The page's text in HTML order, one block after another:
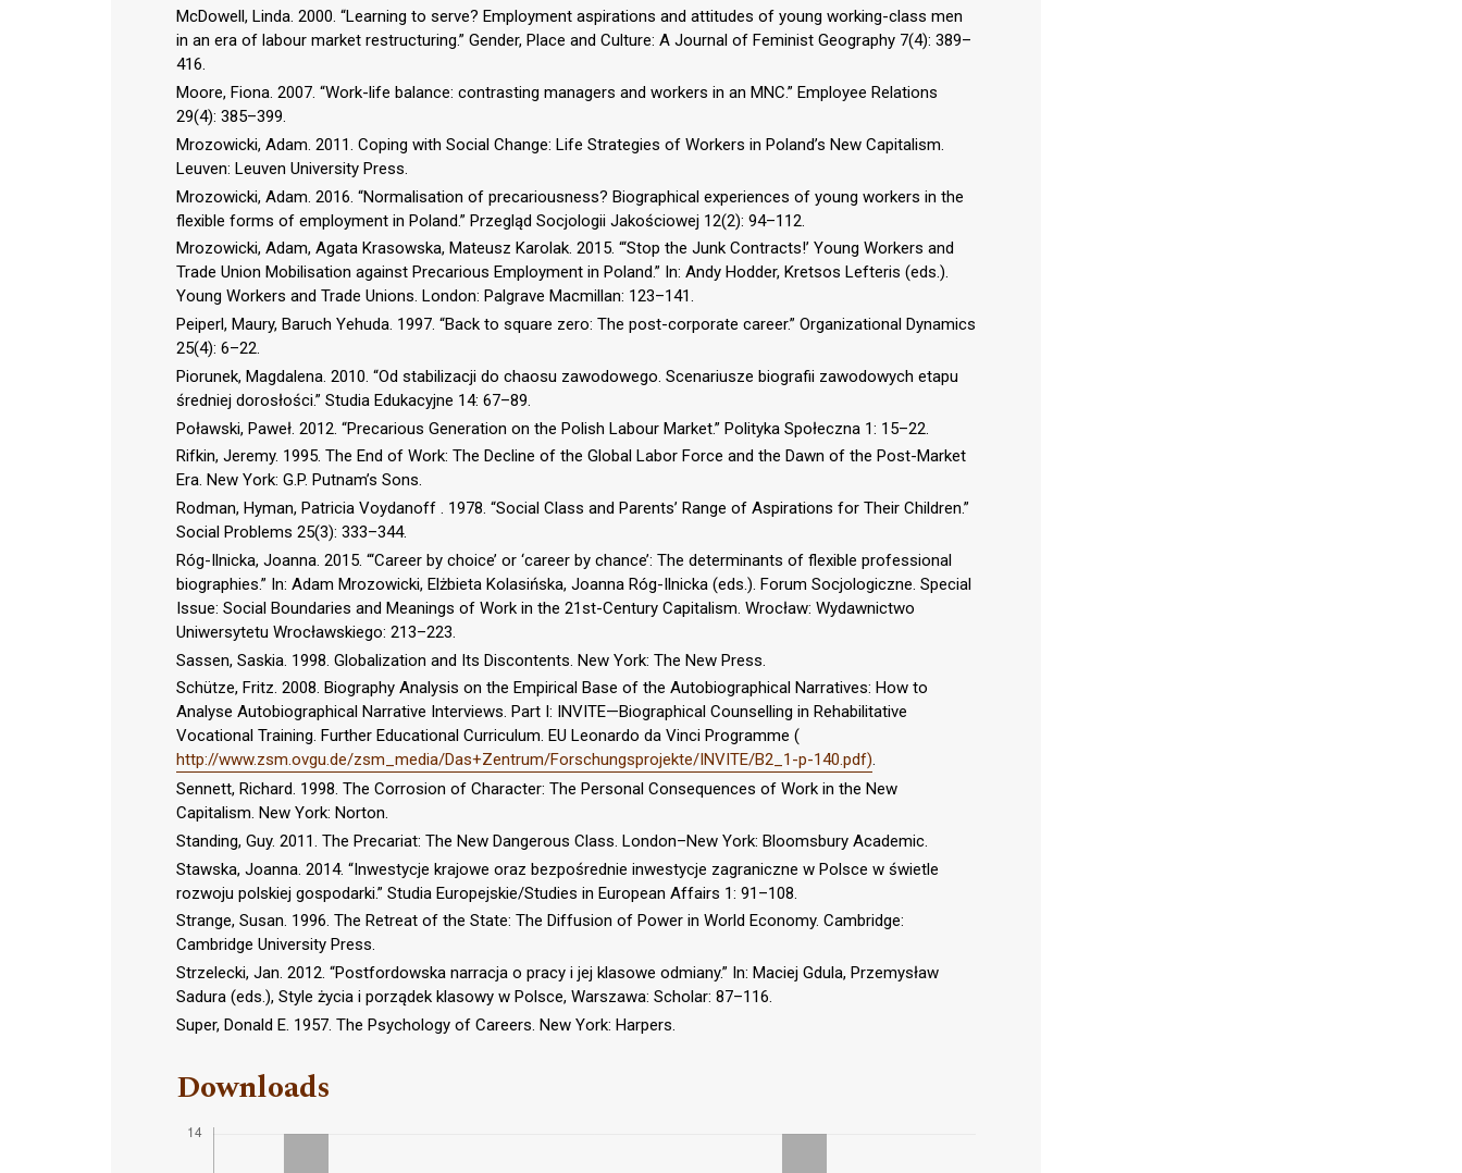
McDowell, Linda. 2000. “Learning to serve? Employment aspirations and attitudes of young working-class men
in an era of labour market restructuring.” Gender, Place and Culture: A Journal of Feminist Geography 7(4): 389–
416.
Moore, Fiona. 2007. “Work-life balance: contrasting managers and workers in an MNC.” Employee Relations
29(4): 385–399.
Mrozowicki, Adam. 2011. Coping with Social Change: Life Strategies of Workers in Poland’s New Capitalism.
Leuven: Leuven University Press.
Mrozowicki, Adam. 2016. “Normalisation of precariousness? Biographical experiences of young workers in the
flexible forms of employment in Poland.” Przegląd Socjologii Jakościowej 12(2): 94–112.
Mrozowicki, Adam, Agata Krasowska, Mateusz Karolak. 2015. “‘Stop the Junk Contracts!’ Young Workers and
Trade Union Mobilisation against Precarious Employment in Poland.” In: Andy Hodder, Kretsos Lefteris (eds.).
Young Workers and Trade Unions. London: Palgrave Macmillan: 123–141.
Peiperl, Maury, Baruch Yehuda. 1997. “Back to square zero: The post-corporate career.” Organizational Dynamics
25(4): 6–22.
Piorunek, Magdalena. 2010. “Od stabilizacji do chaosu zawodowego. Scenariusze biografii zawodowych etapu
średniej dorosłości.” Studia Edukacyjne 14: 67–89.
Poławski, Paweł. 2012. “Precarious Generation on the Polish Labour Market.” Polityka Społeczna 1: 15–22.
Rifkin, Jeremy. 1995. The End of Work: The Decline of the Global Labor Force and the Dawn of the Post-Market
Era. New York: G.P. Putnam’s Sons.
Rodman, Hyman, Patricia Voydanoff . 1978. “Social Class and Parents’ Range of Aspirations for Their Children.”
Social Problems 25(3): 333–344.
Róg-Ilnicka, Joanna. 2015. “‘Career by choice’ or ‘career by chance’: The determinants of flexible professional
biographies.” In: Adam Mrozowicki, Elżbieta Kolasińska, Joanna Róg-Ilnicka (eds.). Forum Socjologiczne. Special
Issue: Social Boundaries and Meanings of Work in the 21st-Century Capitalism. Wrocław: Wydawnictwo
Uniwersytetu Wrocławskiego: 213–223.
Sassen, Saskia. 1998. Globalization and Its Discontents. New York: The New Press.
Schütze, Fritz. 2008. Biography Analysis on the Empirical Base of the Autobiographical Narratives: How to
Analyse Autobiographical Narrative Interviews. Part I: INVITE—Biographical Counselling in Rehabilitative
Vocational Training. Further Educational Curriculum. EU Leonardo da Vinci Programme (
http://www.zsm.ovgu.de/zsm_media/Das+Zentrum/Forschungsprojekte/INVITE/B2_1-p-140.pdf).
Sennett, Richard. 1998. The Corrosion of Character: The Personal Consequences of Work in the New
Capitalism. New York: Norton.
Standing, Guy. 2011. The Precariat: The New Dangerous Class. London–New York: Bloomsbury Academic.
Stawska, Joanna. 2014. “Inwestycje krajowe oraz bezpośrednie inwestycje zagraniczne w Polsce w świetle
rozwoju polskiej gospodarki.” Studia Europejskie/Studies in European Affairs 1: 91–108.
Strange, Susan. 1996. The Retreat of the State: The Diffusion of Power in World Economy. Cambridge:
Cambridge University Press.
Strzelecki, Jan. 2012. “Postfordowska narracja o pracy i jej klasowe odmiany.” In: Maciej Gdula, Przemysław
Sadura (eds.), Style życia i porządek klasowy w Polsce, Warszawa: Scholar: 87–116.
Super, Donald E. 1957. The Psychology of Careers. New York: Harpers.
Downloads